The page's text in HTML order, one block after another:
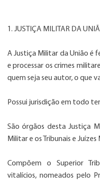
1. JUSTIÇA MILITAR DA
A Justiça Militar da União é
e processar os crimes
quem seja seu autor, o que
Possui jurisdição em todo
São órgãos desta Justiça
Militar e os Tribunais e
Compõem o Superior
vitalícios, nomeados pelo